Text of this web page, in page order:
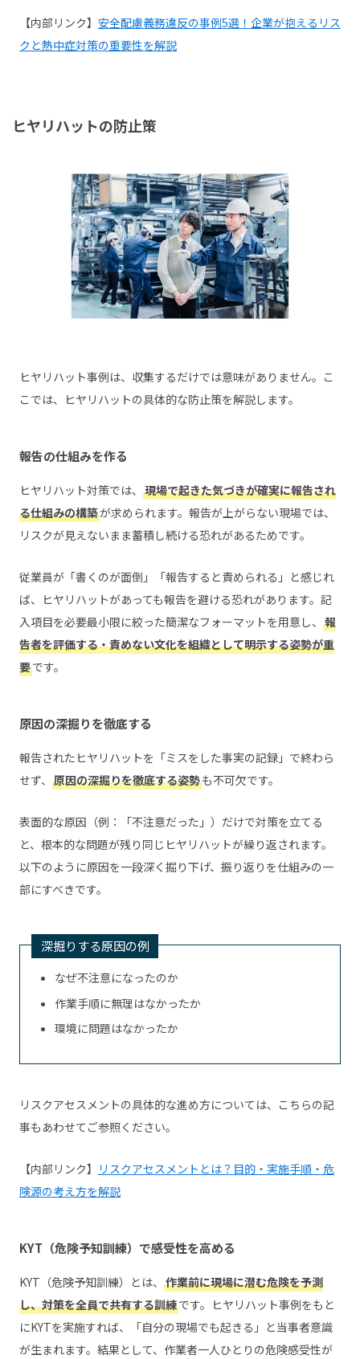
【内部リンク】 安全配慮義務違反の事例5選！企業が抱えるリス
クと熱中症対策の重要性を解説
ヒヤリハットの防止策
ヒヤリハット事例は、収集するだけでは意味がありません。こ
こでは、ヒヤリハットの具体的な防止策を解説します。
報告の仕組みを作る
ヒヤリハット対策では、 現場で起きた気づきが確実に報告され
る仕組みの構築が求められます。報告が上がらない現場では、
リスクが見えないまま蓄積し続ける恐れがあるためです。
従業員が「書くのが面倒」「報告すると責められる」と感じれ
ば、ヒヤリハットがあっても報告を避ける恐れがあります。記
入項目を必要最小限に絞った簡潔なフォーマットを用意し、 報
告者を評価する・責めない文化を組織として明示する姿勢が重
要です。
原因の深掘りを徹底する
報告されたヒヤリハットを「ミスをした事実の記録」で終わら
せず、 原因の深掘りを徹底する姿勢も不可欠です。
表面的な原因（例：「不注意だった」）だけで対策を立てる
と、根本的な問題が残り同じヒヤリハットが繰り返されます。
以下のように原因を一段深く掘り下げ、振り返りを仕組みの一
部にすべきです。
深掘りする原因の例
なぜ不注意になったのか
作業手順に無理はなかったか
環境に問題はなかったか
リスクアセスメントの具体的な進め方については、こちらの記
事もあわせてご参照ください。
【内部リンク】 リスクアセスメントとは？目的・実施手順・危
険源の考え方を解説
KYT（危険予知訓練）で感受性を高める
KYT（危険予知訓練）とは、 作業前に現場に潜む危険を予測
し、対策を全員で共有する訓練です。ヒヤリハット事例をもと
にKYTを実施すれば、「自分の現場でも起きる」と当事者意識
が生まれます。結果として、作業者一人ひとりの危険感受性が